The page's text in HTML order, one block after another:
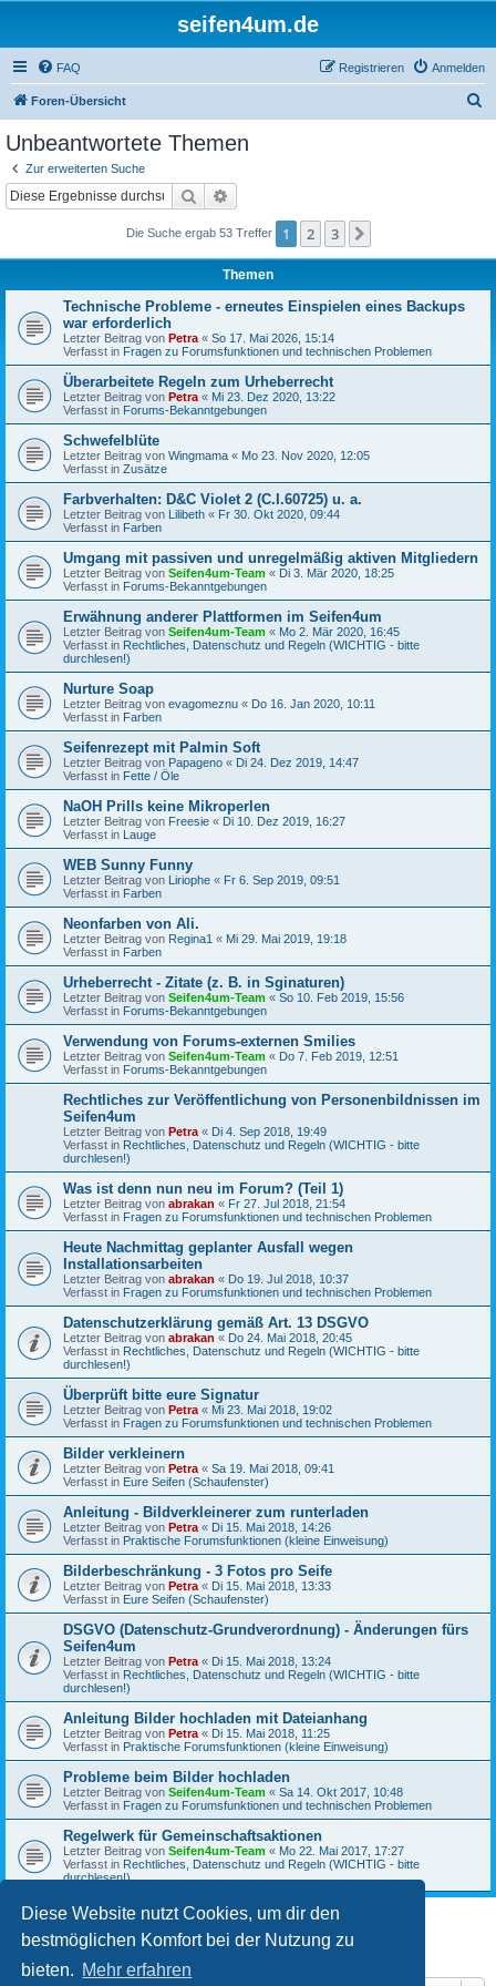
Diese Website nutzt Cookies, um dir den
bestmöglichen Komfort bei der Nutzung zu
bieten. Mehr erfahren
seifen4um.de
FAQ Anmelden
Registrieren
Foren-Übersicht
Unbeantwortete Themen
Zur erweiterten Suche
Suche
Die Suche ergab 53 Treffer 1 2 3
Themen
Technische Probleme - erneutes Einspielen eines Backups
war erforderlich
Letzter Beitrag von Petra « So 17. Mai 2026, 15:14
Verfasst in Fragen zu Forumsfunktionen und technischen Problemen
Überarbeitete Regeln zum Urheberrecht
Letzter Beitrag von Petra « Mi 23. Dez 2020, 13:22
Verfasst in Forums-Bekanntgebungen
Schwefelblüte
Letzter Beitrag von Wingmama « Mo 23. Nov 2020, 12:05
Verfasst in Zusätze
Farbverhalten: D&C Violet 2 (C.I.60725) u. a.
Letzter Beitrag von Lilibeth « Fr 30. Okt 2020, 09:44
Verfasst in Farben
Umgang mit passiven und unregelmäßig aktiven Mitgliedern
Letzter Beitrag von Seifen4um-Team « Di 3. Mär 2020, 18:25
Verfasst in Forums-Bekanntgebungen
Erwähnung anderer Plattformen im Seifen4um
Letzter Beitrag von Seifen4um-Team « Mo 2. Mär 2020, 16:45
Verfasst in Rechtliches, Datenschutz und Regeln (WICHTIG - bitte
durchlesen!)
Nurture Soap
Letzter Beitrag von evagomeznu « Do 16. Jan 2020, 10:11
Verfasst in Farben
Seifenrezept mit Palmin Soft
Letzter Beitrag von Papageno « Di 24. Dez 2019, 14:47
Verfasst in Fette / Öle
NaOH Prills keine Mikroperlen
Letzter Beitrag von Freesie « Di 10. Dez 2019, 16:27
Verfasst in Lauge
WEB Sunny Funny
Letzter Beitrag von Liriophe « Fr 6. Sep 2019, 09:51
Verfasst in Farben
Neonfarben von Ali.
Letzter Beitrag von Regina1 « Mi 29. Mai 2019, 19:18
Verfasst in Farben
Urheberrecht - Zitate (z. B. in Sginaturen)
Letzter Beitrag von Seifen4um-Team « So 10. Feb 2019, 15:56
Verfasst in Forums-Bekanntgebungen
Verwendung von Forums-externen Smilies
Letzter Beitrag von Seifen4um-Team « Do 7. Feb 2019, 12:51
Verfasst in Forums-Bekanntgebungen
Rechtliches zur Veröffentlichung von Personenbildnissen im
Seifen4um
Letzter Beitrag von Petra « Di 4. Sep 2018, 19:49
Verfasst in Rechtliches, Datenschutz und Regeln (WICHTIG - bitte
durchlesen!)
Was ist denn nun neu im Forum? (Teil 1)
Letzter Beitrag von abrakan « Fr 27. Jul 2018, 21:54
Verfasst in Fragen zu Forumsfunktionen und technischen Problemen
Heute Nachmittag geplanter Ausfall wegen
Installationsarbeiten
Letzter Beitrag von abrakan « Do 19. Jul 2018, 10:37
Verfasst in Fragen zu Forumsfunktionen und technischen Problemen
Datenschutzerklärung gemäß Art. 13 DSGVO
Letzter Beitrag von abrakan « Do 24. Mai 2018, 20:45
Verfasst in Rechtliches, Datenschutz und Regeln (WICHTIG - bitte
durchlesen!)
Überprüft bitte eure Signatur
Letzter Beitrag von Petra « Mi 23. Mai 2018, 19:02
Verfasst in Fragen zu Forumsfunktionen und technischen Problemen
Bilder verkleinern
Letzter Beitrag von Petra « Sa 19. Mai 2018, 09:41
Verfasst in Eure Seifen (Schaufenster)
Anleitung - Bildverkleinerer zum runterladen
Letzter Beitrag von Petra « Di 15. Mai 2018, 14:26
Verfasst in Praktische Forumsfunktionen (kleine Einweisung)
Bilderbeschränkung - 3 Fotos pro Seife
Letzter Beitrag von Petra « Di 15. Mai 2018, 13:33
Verfasst in Eure Seifen (Schaufenster)
DSGVO (Datenschutz-Grundverordnung) - Änderungen fürs
Seifen4um
Letzter Beitrag von Petra « Di 15. Mai 2018, 13:24
Verfasst in Rechtliches, Datenschutz und Regeln (WICHTIG - bitte
durchlesen!)
Anleitung Bilder hochladen mit Dateianhang
Letzter Beitrag von Petra « Di 15. Mai 2018, 11:25
Verfasst in Praktische Forumsfunktionen (kleine Einweisung)
Probleme beim Bilder hochladen
Letzter Beitrag von Seifen4um-Team « Sa 14. Okt 2017, 10:48
Verfasst in Fragen zu Forumsfunktionen und technischen Problemen
Regelwerk für Gemeinschaftsaktionen
Letzter Beitrag von Seifen4um-Team « Mo 22. Mai 2017, 17:27
Verfasst in Rechtliches, Datenschutz und Regeln (WICHTIG - bitte
durchlesen!)
Die Suche ergab 53 Treffer 1 2 3